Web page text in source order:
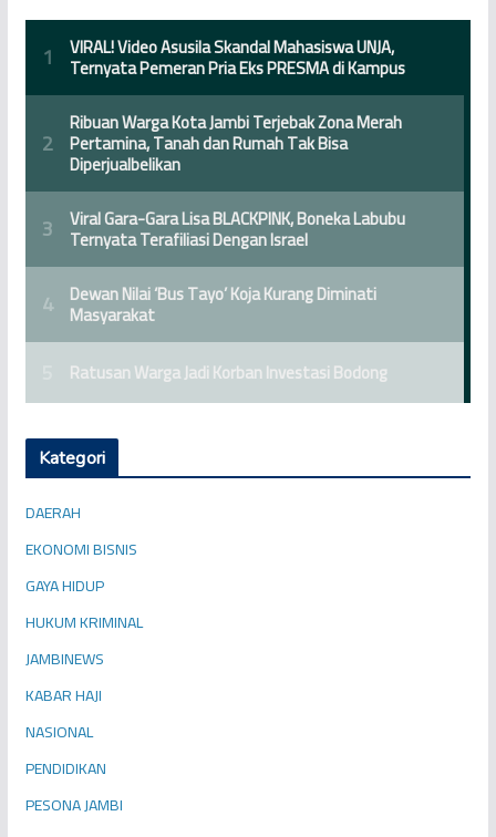
Kategori
DAERAH
EKONOMI BISNIS
GAYA HIDUP
HUKUM KRIMINAL
JAMBINEWS
KABAR HAJI
NASIONAL
PENDIDIKAN
PESONA JAMBI